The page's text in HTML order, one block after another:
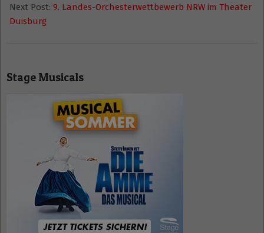
21
Next Post: 9. Landes-Orchesterwettbewerb NRW im Theater
Duisburg
Stage Musicals